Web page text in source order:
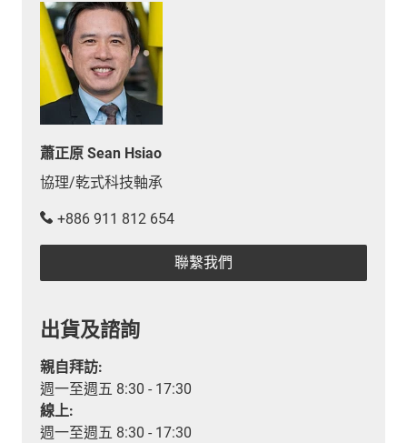
蕭正原 Sean Hsiao
協理/乾式科技軸承
+886 911 812 654
聯繫我們
出貨及諮詢
親自拜訪:
週一至週五 8:30 - 17:30
線上:
週一至週五 8:30 - 17:30